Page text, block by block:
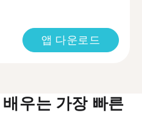
앱 다운로드
우는 가장 빠른